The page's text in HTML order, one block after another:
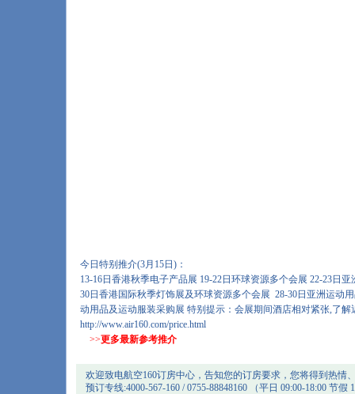
今日特别推介(3月15日)：
13-16日香港秋季电子产品展 19-22日环球资源多个会展 22-23日
30日香港国际秋季灯饰展及环球资源多个会展 28-30日亚洲运动
动用品及运动服装采购展 特别提示：会展期间酒店相对紧张,了解
http://www.air160.com/price.html
>>更多最新参考推介
欢迎致电航空160订房中心，告知您的订房要求，您将得到热情
预订专线:4000-567-160 / 0755-88848160 （平日 09:00-18:00 节假